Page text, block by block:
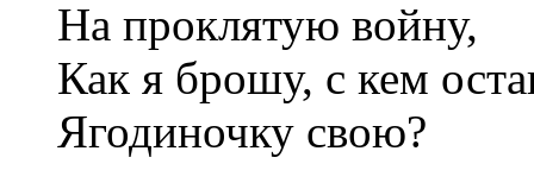
На проклятую войну,
Как я брошу, с кем
Ягодиночку свою?